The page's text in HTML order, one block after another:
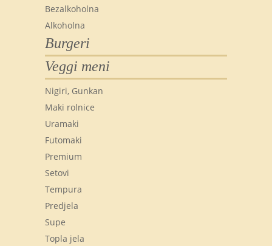
Bezalkoholna
Alkoholna
Burgeri
Veggi meni
Nigiri, Gunkan
Maki rolnice
Uramaki
Futomaki
Premium
Setovi
Tempura
Predjela
Supe
Topla jela